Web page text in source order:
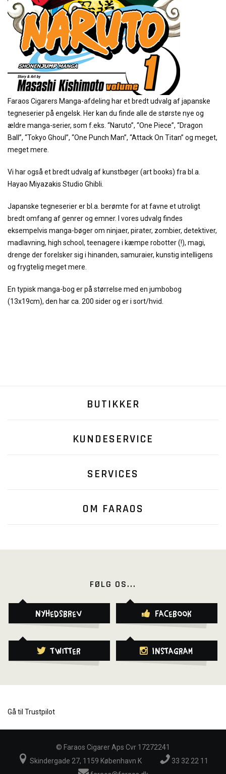
Faraos Cigarers Manga-afdeling har et bredt udvalg af japanske
tegneserier på engelsk. Her kan du finde alle de største nye og
ældre manga-serier, som f.eks. “Naruto”, “One Piece”, “Dragon
Ball”, “Tokyo Ghoul”, “One Punch Man”, “Attack On Titan” og meget,
meget mere.
Vi har også et bredt udvalg af kunstbøger (art books) fra bl.a.
Hayao Miyazakis Studio Ghibli.
Japanske tegneserier er bl.a. berømte for at favne et utroligt
bredt omfang af genrer og emner. I vores udvalg findes
eksempelvis manga-bøger om ninjaer, pirater, zombier, detektiver,
madlavning, high school, teenagere i kæmpe robotter (!), magi,
drenge der forelsker sig i hinanden, samuraier, kunstig intelligens
og frygtelig meget mere.
En typisk manga-bog er på størrelse med en jumbobog
(13x19cm), den har ca. 200 sider og er i sort/hvid.
BUTIKKER
KUNDESERVICE
SERVICES
OM FARAOS
FØLG OS...
Nyhedsbrev Facebook
Twitter Instagram
Gå til Trustpilot
© Faraos Cigarer Aps Cvr 17272241
Skindergade 27, 1159 København K
33 32 22 11